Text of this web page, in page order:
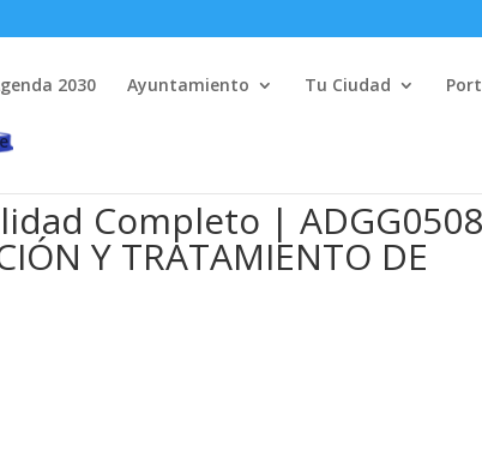
2030 Ayuntamiento Tu Ciudad
Completo |
Y TRATAMIENTO DE